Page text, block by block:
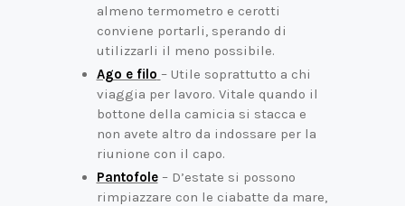
almeno termometro e cerotti
conviene portarli, sperando di
utilizzarli il meno possibile.
Ago e filo – Utile soprattutto a chi
viaggia per lavoro. Vitale quando il
bottone della camicia si stacca e
non avete altro da indossare per la
riunione con il capo.
Pantofole– D’estate si possono
rimpiazzare con le ciabatte da mare,